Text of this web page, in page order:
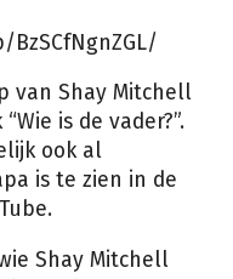
van Shay Mitchell
is de vader?”.
ook al
is te zien in de
Shay Mitchell